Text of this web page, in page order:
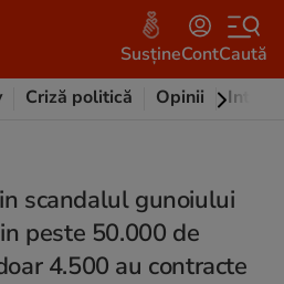
SusțineContCaută
Criză politică Opinii
scandalul gunoiului
peste 50.000 de
4.500 au contracte